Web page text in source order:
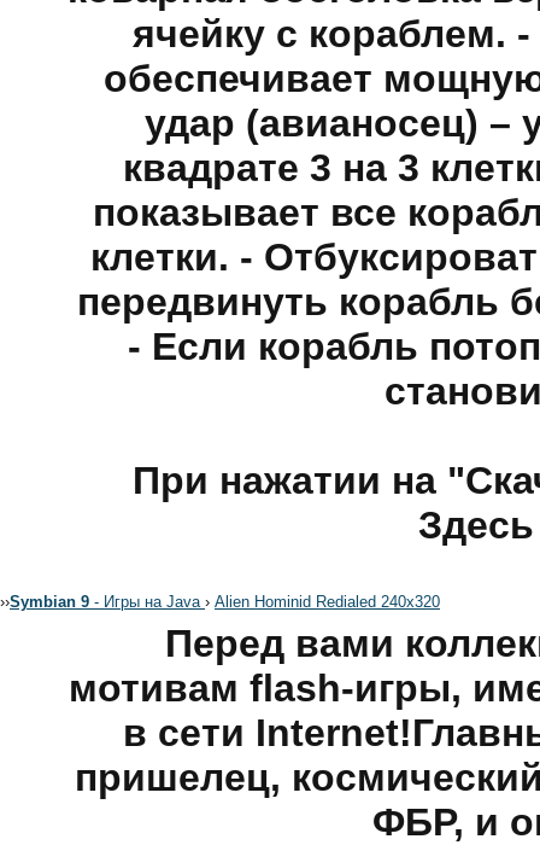
ячейку с кораблем.
обеспечивает
удар (авианосец) –
квадрате 3 на 3
показывает все
клетки. -
передвинуть корабль
- Если корабль
При нажатии на
››Symbian 9 - Игры на Java › Alien Hominid Redialed 240x320
Перед вами
мотивам flash-игры,
в сети
пришелец,
ФБР, и